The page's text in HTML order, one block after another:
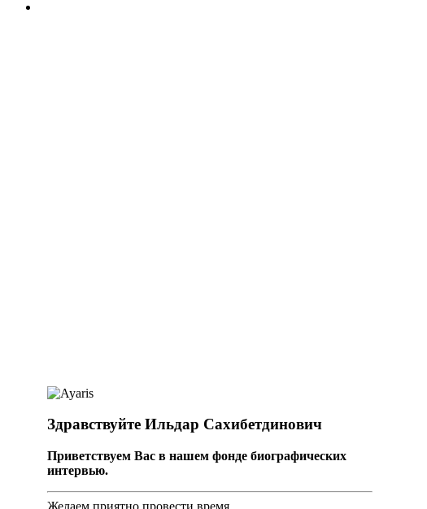
Здравствуйте Ильдар Сахибетдинович
Приветствуем Вас в нашем фонде биографических
интервью.
Желаем приятно провести время.